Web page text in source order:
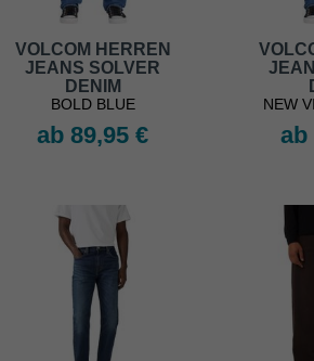
VOLCOM HERREN
JEANS SOLVER
DENIM
BOLD BLUE
ab 89,95 €
NEW
ab